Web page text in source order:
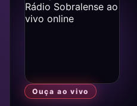
Ouça ao vivo